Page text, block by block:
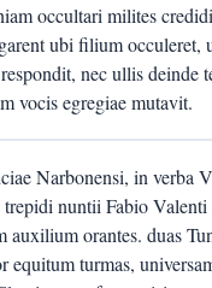
occultari milites
ubi filium occuleret,
nec ullis deinde
vocis egregiae mutavit.
Narbonensi, in verba
nuntii Fabio Valenti
auxilium orantes. duas
equitum turmas,